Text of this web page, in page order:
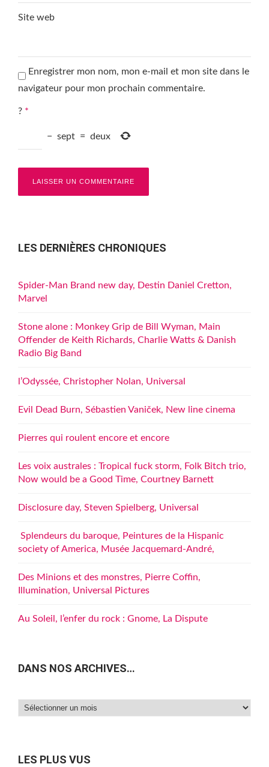
Site web
Enregistrer mon nom, mon e-mail et mon site dans le
navigateur pour mon prochain commentaire.
? *
− sept = deux
LES DERNIÈRES CHRONIQUES
Spider-Man Brand new day, Destin Daniel Cretton,
Marvel
Stone alone : Monkey Grip de Bill Wyman, Main
Offender de Keith Richards, Charlie Watts & Danish
Radio Big Band
l’Odyssée, Christopher Nolan, Universal
Evil Dead Burn, Sébastien Vaniček, New line cinema
Pierres qui roulent encore et encore
Les voix australes : Tropical fuck storm, Folk Bitch trio,
Now would be a Good Time, Courtney Barnett
Disclosure day, Steven Spielberg, Universal
Splendeurs du baroque, Peintures de la Hispanic
society of America, Musée Jacquemard-André,
Des Minions et des monstres, Pierre Coffin,
Illumination, Universal Pictures
Au Soleil, l’enfer du rock : Gnome, La Dispute
DANS NOS ARCHIVES…
Dans
LES PLUS VUS